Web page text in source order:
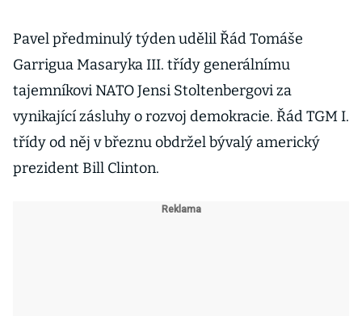
Pavel předminulý týden udělil Řád Tomáše
Garrigua Masaryka III. třídy generálnímu
tajemníkovi NATO Jensi Stoltenbergovi za
vynikající zásluhy o rozvoj demokracie. Řád TGM I.
třídy od něj v březnu obdržel bývalý americký
prezident Bill Clinton.